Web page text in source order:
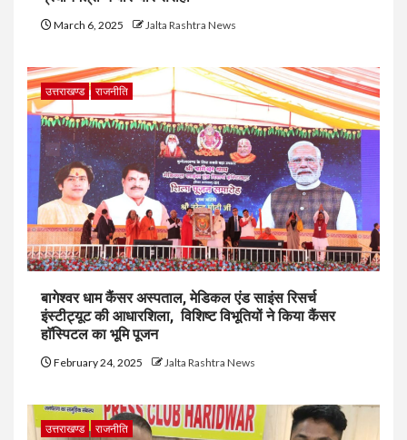
March 6, 2025 Jalta Rashtra News
उत्तराखण्ड राजनीति
बागेश्वर धाम कैंसर अस्पताल, मेडिकल एंड साइंस रिसर्च
इंस्टीट्यूट की आधारशिला, विशिष्ट विभूतियों ने किया कैंसर
हाॅस्पिटल का भूमि पूजन
February 24, 2025 Jalta Rashtra News
उत्तराखण्ड राजनीति